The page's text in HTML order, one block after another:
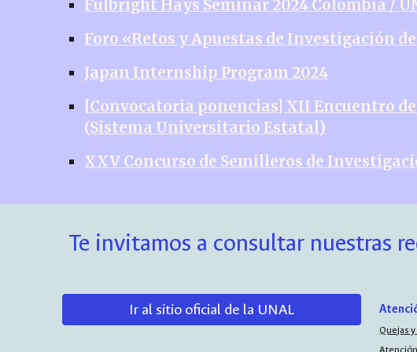
Fulbright Hays Seminar 2024 Colombia /
Foro «Retos y Apuestas de Investigación
Japan Internship Program 2024
[Convocatoria ponencias] XII Encuentro
(Sistema Universitario Estatal)
XXV Concurso de Semilleros de
Te invitamos a consultar nuestras
Ir al sitio oficial de la UNAL
Quejas